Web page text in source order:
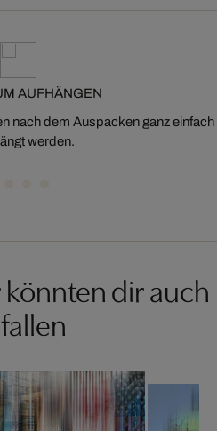
AUFHÄNGEN
nach dem Auspacken ganz einfach
werden.
dir auch